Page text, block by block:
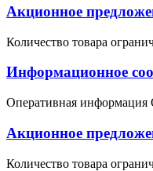
Акционное
Количество товара
Информационное
Оперативная информация
Акционное
Количество товара